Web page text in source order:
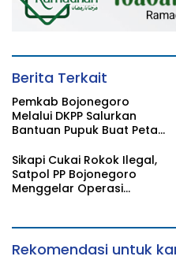
Berita Terkait
Pemkab Bojonegoro
Melalui DKPP Salurkan
Bantuan Pupuk Buat Petani
Sikapi Cukai Rokok Ilegal,
Satpol PP Bojonegoro
Menggelar Operasi
Rekomendasi untuk